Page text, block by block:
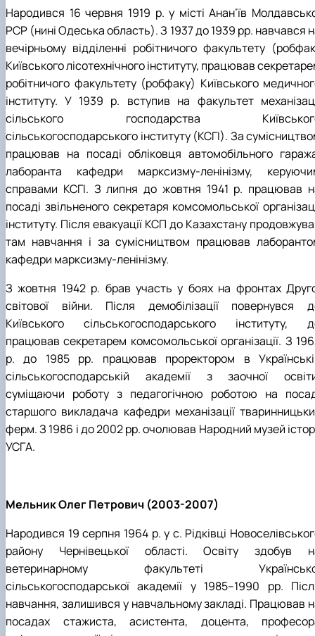
Народився 16 червня 1919 р. у місті Анан’їв
PCP (нині Одеська область). З 1937 до 1939 рр. навчався
вечірньому відділенні робітничого факультету
Київського лісотехнічного інституту, працював
робітничого факультету (робфаку) Київського
інституту. У 1939 р. вступив на факультет
сільського господарства
сільськогосподарського інституту (КСГІ). За
працював на посаді обліковця автомобільного
лаборанта кафедри марксизму-ленінізму,
справами КСГІ. З липня до жовтня 1941 р. працював
посаді звільненого секретаря комсомольської
інституту. Після евакуації КСП до Казахстану
там навчання і за сумісництвом працював
кафедри марксизму-ленінізму.
З жовтня 1942 р. брав участь у боях на фронтах
світової війни. Після демобілізації повернувся
Київського сільськогосподарського інституту,
працював секретарем комсомольської організації. З
р. до 1985 рр. працював проректором в
сільськогосподарській академії з заочної
суміщаючи роботу з педагогічною роботою на
старшого викладача кафедри механізації
ферм. З 1986 і до 2002 рр. очолював Народний музей
УСГА.
Мельник Олег Петрович (2003-2007)
Народився 19 серпня 1964 р. у с. Рідківці
району Чернівецької області. Освіту здобув
ветеринарному факультеті
сільськогосподарської академії у 1985–1990 рр.
навчання, залишився у навчальному закладі. Працював
посадах стажиста, асистента, доцента,